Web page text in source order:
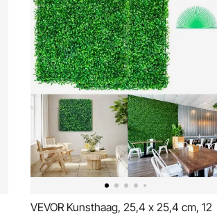
VEVOR Kunsthaag, 25,4 x 25,4 cm, 12